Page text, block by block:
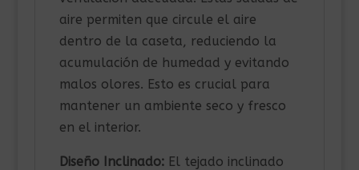
aire permiten que circule el aire
dentro de la caseta, reduciendo la
acumulación de humedad y evitando
malos olores. Esto es crucial para
mantener un ambiente seco y fresco
en el interior.
Diseño Inclinado:El tejado inclinado